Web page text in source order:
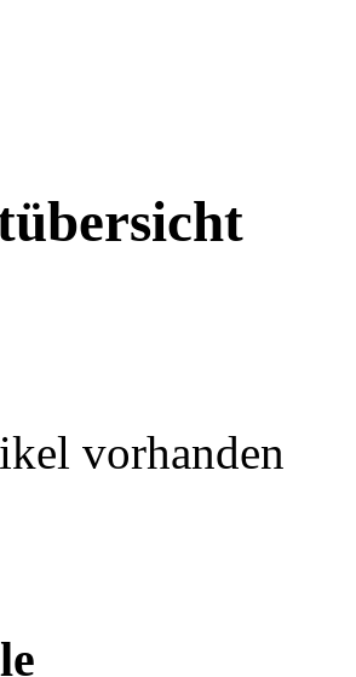
vorhanden